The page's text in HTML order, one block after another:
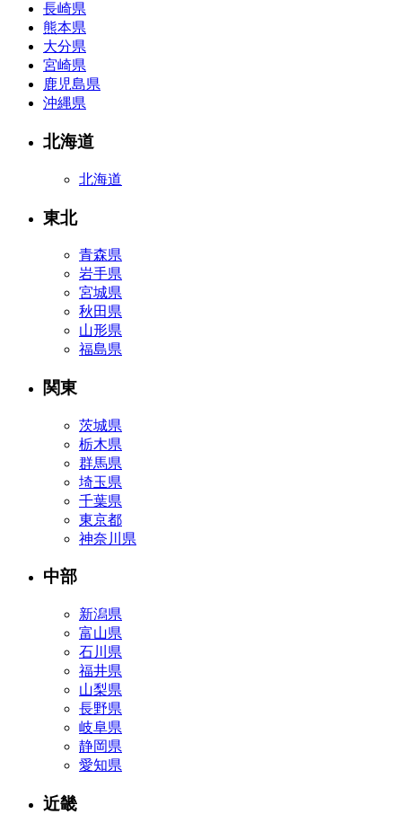
長崎県
熊本県
大分県
宮崎県
鹿児島県
沖縄県
北海道
北海道
東北
青森県
岩手県
宮城県
秋田県
山形県
福島県
関東
茨城県
栃木県
群馬県
埼玉県
千葉県
東京都
神奈川県
中部
新潟県
富山県
石川県
福井県
山梨県
長野県
岐阜県
静岡県
愛知県
近畿